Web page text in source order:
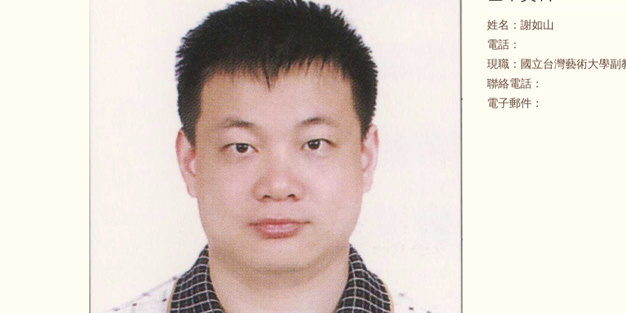
姓名： 謝如山
電話：
現職： 國立台灣藝術大學副
聯絡電話：
電子郵件：